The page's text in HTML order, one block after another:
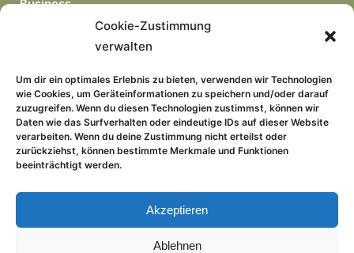
Cookie-Zustimmung
verwalten
Um dir ein optimales Erlebnis zu bieten, verwenden wir Technologien
wie Cookies, um Geräteinformationen zu speichern und/oder darauf
zuzugreifen. Wenn du diesen Technologien zustimmst, können wir
Daten wie das Surfverhalten oder eindeutige IDs auf dieser Website
verarbeiten. Wenn du deine Zustimmung nicht erteilst oder
zurückziehst, können bestimmte Merkmale und Funktionen
beeinträchtigt werden.
Akzeptieren
Ablehnen
Business
Kontakt
Datenschutz